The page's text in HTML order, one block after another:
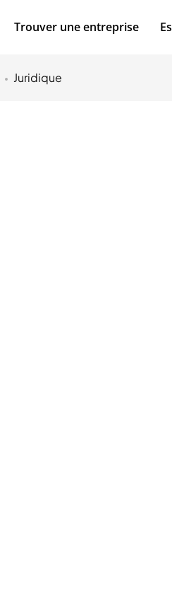
Trouver une entreprise
Juridique